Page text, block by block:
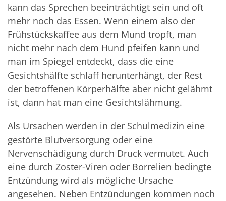
kann das Sprechen beeinträchtigt sein und oft
mehr noch das Essen. Wenn einem also der
Frühstückskaffee aus dem Mund tropft, man
nicht mehr nach dem Hund pfeifen kann und
man im Spiegel entdeckt, dass die eine
Gesichtshälfte schlaff herunterhängt, der Rest
der betroffenen Körperhälfte aber nicht gelähmt
ist, dann hat man eine Gesichtslähmung.
Als Ursachen werden in der Schulmedizin eine
gestörte Blutversorgung oder eine
Nervenschädigung durch Druck vermutet. Auch
eine durch Zoster-Viren oder Borrelien bedingte
Entzündung wird als mögliche Ursache
angesehen. Neben Entzündungen kommen noch